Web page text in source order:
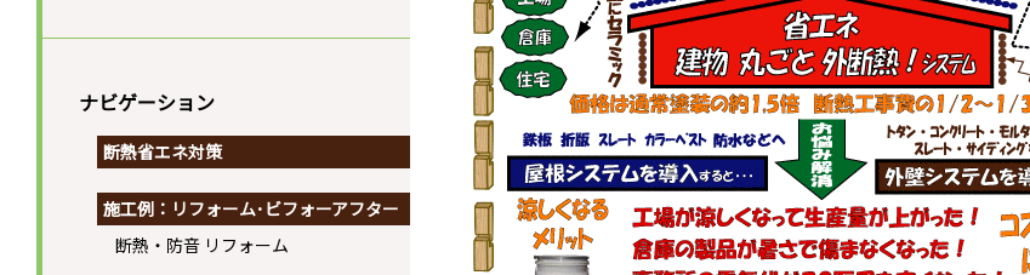
ナビゲーション
断熱省エネ対策
施工例：リフォーム･ビフォーアフター
断熱・防音 リフォーム